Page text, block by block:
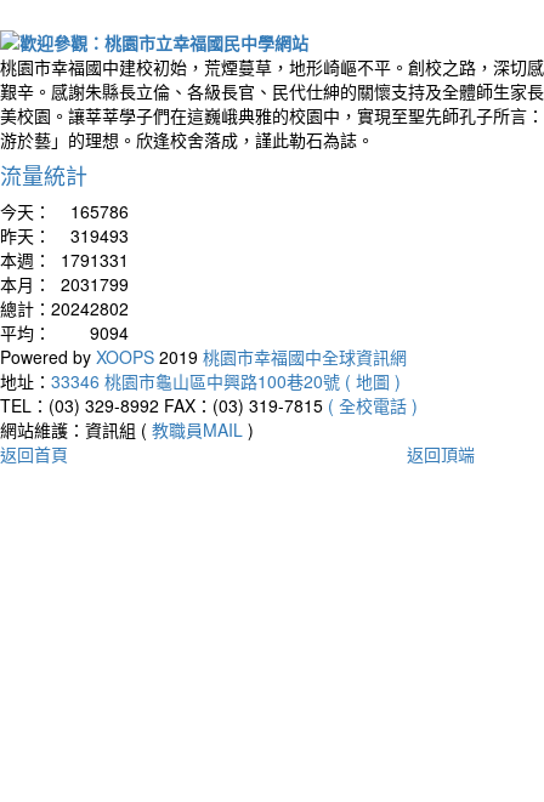
桃園市幸福國中建校初始，荒煙蔓草，地形崎嶇不平。創校之路，深切
艱辛。感謝朱縣長立倫、各級長官、民代仕紳的關懷支持及全體師生家
美校園。讓莘莘學子們在這巍峨典雅的校園中，實現至聖先師孔子所言
游於藝」的理想。欣逢校舍落成，謹此勒石為誌。
流量統計
今天：
165786
昨天：
319493
本週：
1791331
本月：
2031799
總計： 20242802
平均：
9094
Powered by XOOPS 2019 桃園市幸福國中全球資訊網
地址： 33346 桃園市龜山區中興路100巷20號 ( 地圖 )
TEL：(03) 329-8992 FAX：(03) 319-7815 ( 全校電話 )
網站維護：資訊組 ( 教職員MAIL )
返回首頁
返回頂端